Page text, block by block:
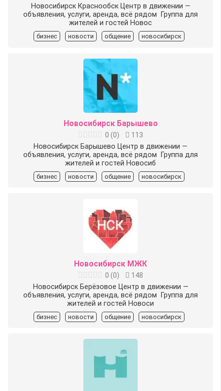
Новосибирск Краснообск Центр в движении —
объявления, услуги, аренда, всё рядом ️ Группа для
жителей и гостей Новос
бизнес новости общение новосибирск
Новосибирск Барышево
0 (0)
113
Новосибирск Барышево Центр в движении —
объявления, услуги, аренда, всё рядом ️ Группа для
жителей и гостей Новосиб
бизнес новости общение новосибирск
Новосибирск МЖК
0 (0)
148
Новосибирск Берёзовое Центр в движении —
объявления, услуги, аренда, всё рядом ️ Группа для
жителей и гостей Новоси
бизнес новости общение новосибирск